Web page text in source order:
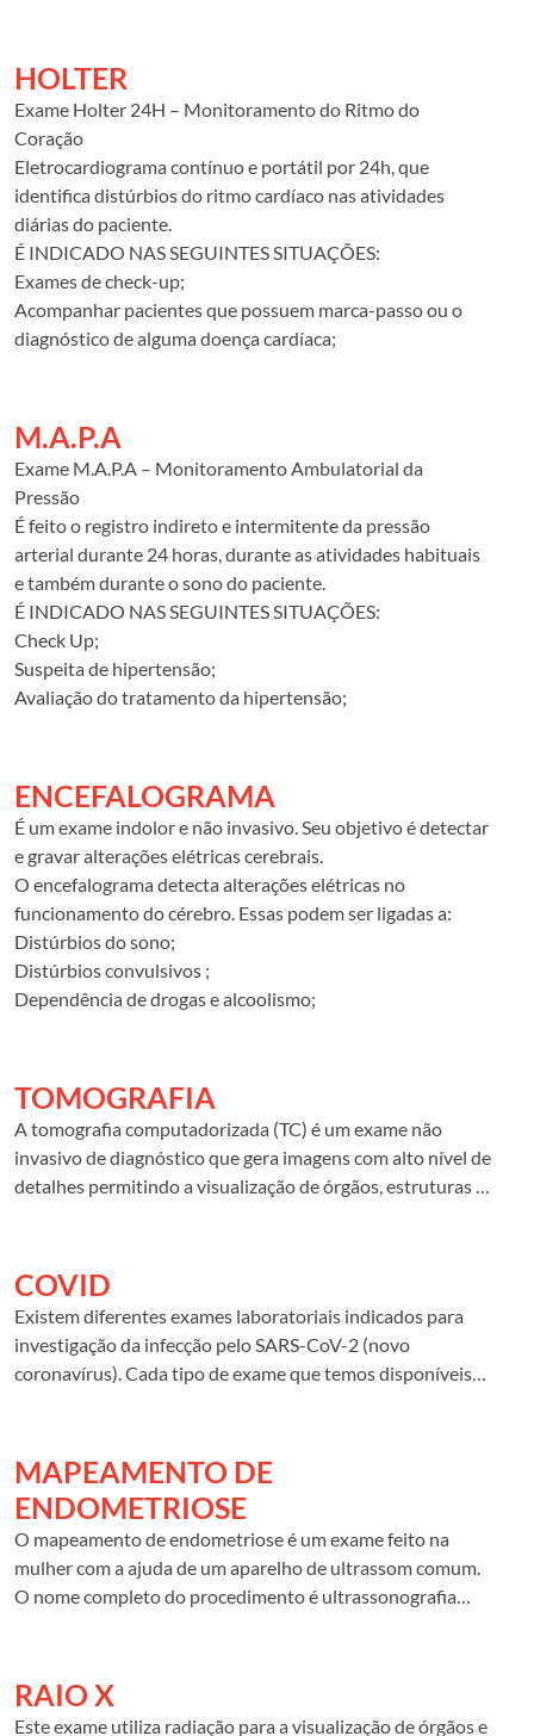
HOLTER
Exame Holter 24H – Monitoramento do Ritmo do
Coração
Eletrocardiograma contínuo e portátil por 24h, que
identifica distúrbios do ritmo cardíaco nas atividades
diárias do paciente.
É INDICADO NAS SEGUINTES SITUAÇÕES:
Exames de check-up;
Acompanhar pacientes que possuem marca-passo ou o
diagnóstico de alguma doença cardíaca;
falta de ar;
Suspeita de arritmias cardíacas.
M.A.P.A
Exame M.A.P.A – Monitoramento Ambulatorial da
Pressão
É feito o registro indireto e intermitente da pressão
arterial durante 24 horas, durante as atividades habituais
e também durante o sono do paciente.
É INDICADO NAS SEGUINTES SITUAÇÕES:
Check Up;
Suspeita de hipertensão;
Avaliação do tratamento da hipertensão;
ENCEFALOGRAMA
É um exame indolor e não invasivo. Seu objetivo é detectar
e gravar alterações elétricas cerebrais.
O encefalograma detecta alterações elétricas no
funcionamento do cérebro. Essas podem ser ligadas a:
Distúrbios do sono;
Distúrbios convulsivos ;
Dependência de drogas e alcoolismo;
entre outros
TOMOGRAFIA
A tomografia computadorizada (TC) é um exame não
invasivo de diagnóstico que gera imagens com alto nível de
detalhes permitindo a visualização de órgãos, estruturas e
COVID
Existem diferentes exames laboratoriais indicados para
investigação da infecção pelo SARS-CoV-2 (novo
coronavírus). Cada tipo de exame que temos disponíveis
MAPEAMENTO DE
ENDOMETRIOSE
O mapeamento de endometriose é um exame feito na
mulher com a ajuda de um aparelho de ultrassom comum.
O nome completo do procedimento é ultrassonografia
produzir imagens de estruturas na sua área pélvica. Para
capturar as imagens, um dispositivo chamado transdutor é
RAIO X
Este exame utiliza radiação para a visualização de órgãos e